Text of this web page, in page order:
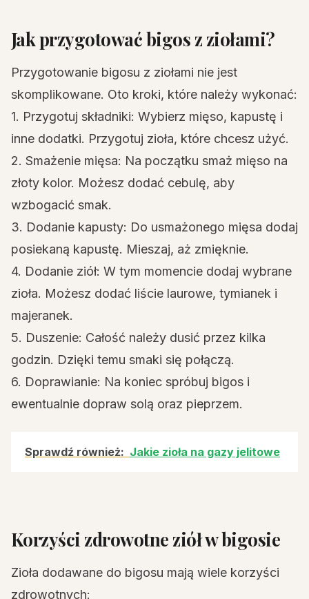
Jak przygotować bigos z ziołami?
Przygotowanie bigosu z ziołami nie jest
skomplikowane. Oto kroki, które należy wykonać:
1. Przygotuj składniki: Wybierz mięso, kapustę i
inne dodatki. Przygotuj zioła, które chcesz użyć.
2. Smażenie mięsa: Na początku smaż mięso na
złoty kolor. Możesz dodać cebulę, aby
wzbogacić smak.
3. Dodanie kapusty: Do usmażonego mięsa dodaj
posiekaną kapustę. Mieszaj, aż zmięknie.
4. Dodanie ziół: W tym momencie dodaj wybrane
zioła. Możesz dodać liście laurowe, tymianek i
majeranek.
5. Duszenie: Całość należy dusić przez kilka
godzin. Dzięki temu smaki się połączą.
6. Doprawianie: Na koniec spróbuj bigos i
ewentualnie dopraw solą oraz pieprzem.
Sprawdź również: Jakie zioła na gazy jelitowe
Korzyści zdrowotne ziół w bigosie
Zioła dodawane do bigosu mają wiele korzyści
zdrowotnych: